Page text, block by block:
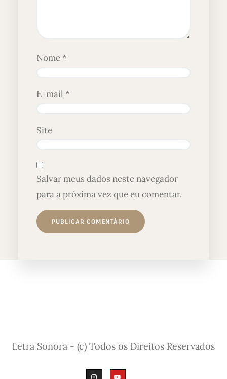
Nome*
E-mail *
Site
Salvar meus dados neste navegador
para a próxima vez que eu comentar.
Letra Sonora - (c) Todos os Direitos Reservados